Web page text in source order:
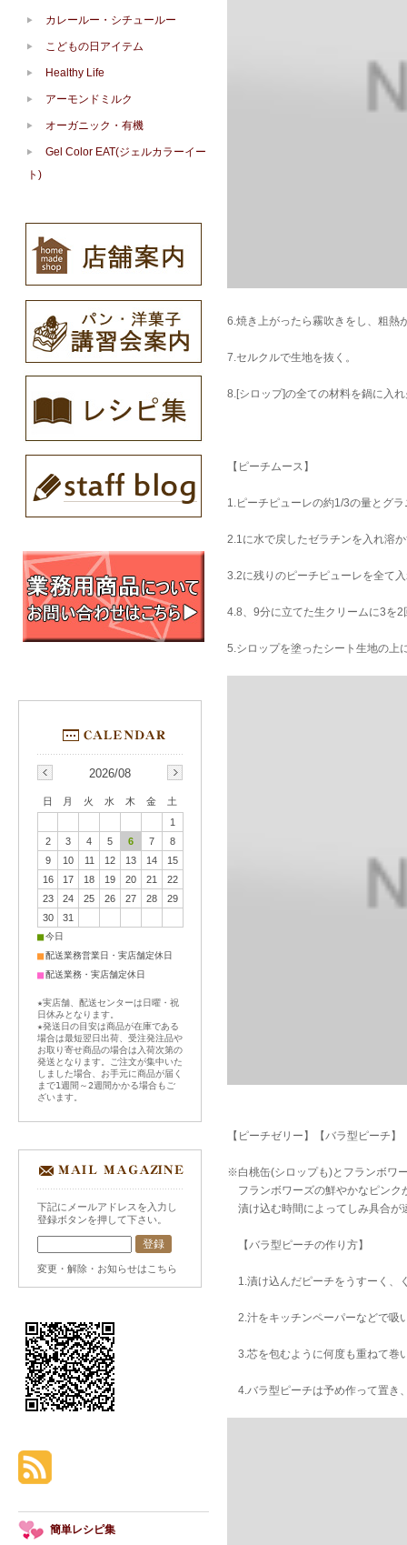
6.焼き上がったら霧吹きをし、粗熱
7.セルクルで生地を抜く。
8.[シロップ]の全ての材料を鍋に入
【ピーチムース】
1.ピーチピューレの約1/3の量とグ
2.1に水で戻したゼラチンを入れ溶
3.2に残りのピーチピューレを全て
4.8、9分に立てた生クリームに3を
5.シロップを塗ったシート生地の上
【ピーチゼリー】【バラ型ピーチ】
※白桃缶(シロップも)とフランボワ
フランボワーズの鮮やかなピンク
漬け込む時間によってしみ具合が
【バラ型ピーチの作り方】
1.漬け込んだピーチをうすーく、
2.汁をキッチンペーパーなどで吸
3.芯を包むように何度も重ねて巻
4.バラ型ピーチは予め作って置き
カレールー・シチュールー
こどもの日アイテム
Healthy Life
アーモンドミルク
オーガニック・有機
Gel Color EAT(ジェルカラーイー
ト)
2026/08
日 月 火 水 木 金
土
1
2
3 4 5 6 7
8
9
10 11 12 13 14
15
16
17 18 19 20 21
22
23
24 25 26 27 28
29
30
31
■今日
■配送業務営業日・実店舗定休日
■配送業務・実店舗定休日
★実店舗、配送センターは日曜・祝
日休みとなります。
★発送日の目安は商品が在庫である
場合は最短翌日出荷、受注発注品や
お取り寄せ商品の場合は入荷次第の
発送となります。ご注文が集中いた
しました場合、お手元に商品が届く
まで1週間～2週間かかる場合もご
ざいます。
下記にメールアドレスを入力し
登録ボタンを押して下さい。
変更・解除・お知らせはこちら
簡単レシピ集